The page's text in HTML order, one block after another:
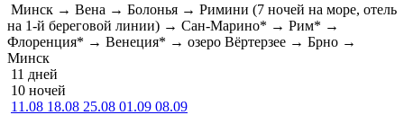
Минск → Вена → Болонья → Римини (7 ночей на море, отель
на 1-й береговой линии) → Сан-Марино* → Рим* →
Флоренция* → Венеция* → озеро Вёртерзее → Брно →
Минск
11 дней
10 ночей
11.08 18.08 25.08 01.09 08.09